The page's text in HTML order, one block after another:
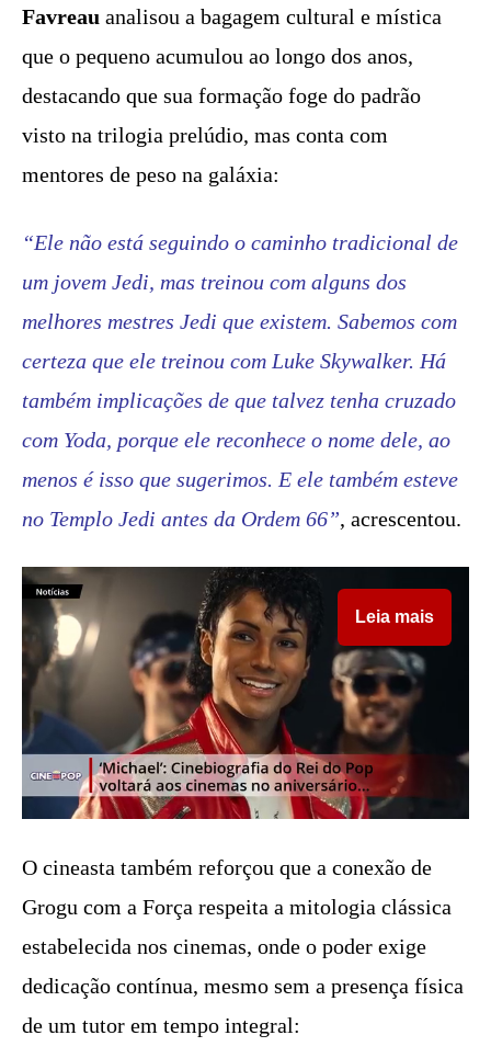
Favreau analisou a bagagem cultural e mística
que o pequeno acumulou ao longo dos anos,
destacando que sua formação foge do padrão
visto na trilogia prelúdio, mas conta com
mentores de peso na galáxia:
“Ele não está seguindo o caminho tradicional de
um jovem Jedi, mas treinou com alguns dos
melhores mestres Jedi que existem. Sabemos com
certeza que ele treinou com Luke Skywalker. Há
também implicações de que talvez tenha cruzado
com Yoda, porque ele reconhece o nome dele, ao
menos é isso que sugerimos. E ele também esteve
no Templo Jedi antes da Ordem 66”, acrescentou.
Leia mais
O cineasta também reforçou que a conexão de
Grogu com a Força respeita a mitologia clássica
estabelecida nos cinemas, onde o poder exige
dedicação contínua, mesmo sem a presença física
de um tutor em tempo integral: